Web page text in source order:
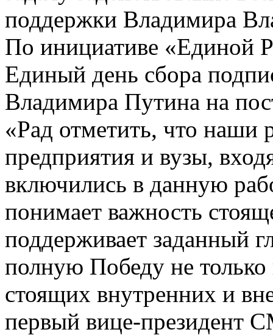
поддержки Владимира
По инициативе «Единой
Единый день сбора
Владимира Путина на
«Рад отметить, что наши
предприятия и вузы,
включились в данную
понимает важность
поддерживает заданный
полную Победу не
стоящих внутренних и
первый вице-президент